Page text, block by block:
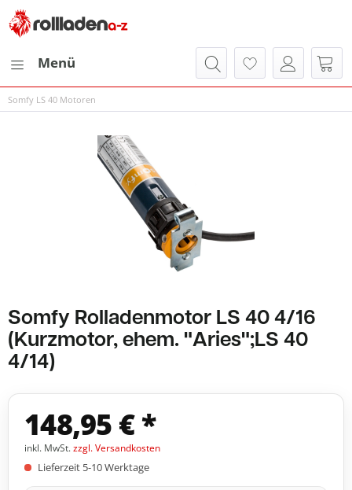
Menü
Somfy LS 40 Motoren
Somfy Rolladenmotor LS 40 4/16
(Kurzmotor, ehem. "Aries";LS 40
4/14)
148,95 € *
inkl. MwSt.zzgl. Versandkosten
Lieferzeit 5-10 Werktage